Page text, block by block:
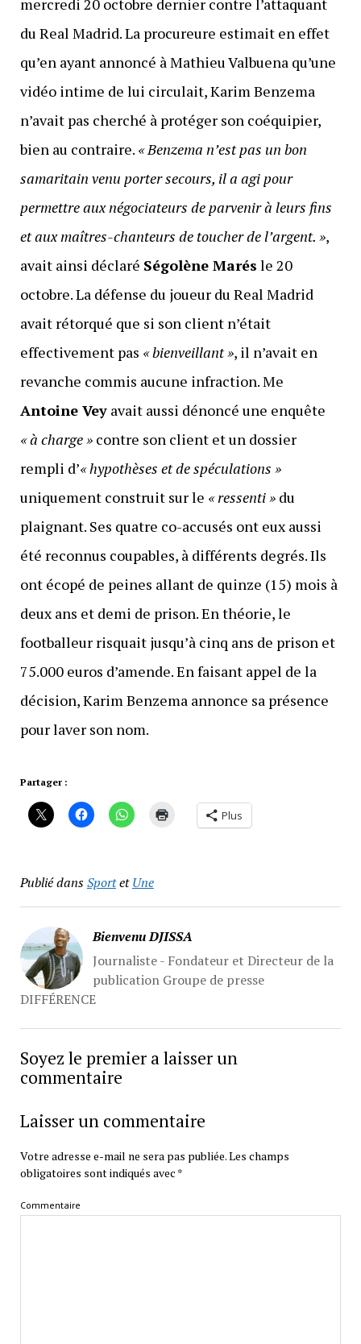
mercredi 20 octobre dernier contre l’attaquant
du Real Madrid. La procureure estimait en effet
qu’en ayant annoncé à Mathieu Valbuena qu’une
vidéo intime de lui circulait, Karim Benzema
n’avait pas cherché à protéger son coéquipier,
bien au contraire. « Benzema n’est pas un bon
samaritain venu porter secours, il a agi pour
permettre aux négociateurs de parvenir à leurs fins
et aux maîtres-chanteurs de toucher de l’argent. »,
avait ainsi déclaré Ségolène Marés le 20
octobre. La défense du joueur du Real Madrid
avait rétorqué que si son client n’était
effectivement pas « bienveillant », il n’avait en
revanche commis aucune infraction. Me
Antoine Veyavait aussi dénoncé une enquête
« à charge »contre son client et un dossier
rempli d’« hypothèses et de spéculations »
uniquement construit sur le « ressenti »du
plaignant. Ses quatre co-accusés ont eux aussi
été reconnus coupables, à différents degrés. Ils
ont écopé de peines allant de quinze (15) mois à
deux ans et demi de prison. En théorie, le
footballeur risquait jusqu’à cinq ans de prison et
75.000 euros d’amende. En faisant appel de la
décision, Karim Benzema annonce sa présence
pour laver son nom.
Partager :
Plus
Publié dansSportetUne
Bienvenu DJISSA
Journaliste - Fondateur et Directeur de la
publication Groupe de presse
DIFFÉRENCE
Soyez le premier a laisser un
commentaire
Laisser un commentaire
Votre adresse e-mail ne sera pas publiée.Les champs
obligatoires sont indiqués avec *
Commentaire